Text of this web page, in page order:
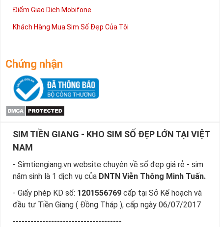
Điểm Giao Dịch Mobifone
Khách Hàng Mua Sim Số Đẹp Của Tôi
Chứng nhận
SIM TIỀN GIANG - KHO SIM SỐ ĐẸP LỚN TẠI VIỆT
NAM
- Simtiengiang.vn website chuyên về số đẹp giá rẻ - sim
năm sinh là 1 dịch vụ của DNTN Viễn Thông Minh Tuấn.
- Giấy phép KD số: 1201556769 cấp tại Sở Kế hoạch và
đầu tư Tiền Giang ( Đồng Tháp ), cấp ngày 06/07/2017
-------------------------------------